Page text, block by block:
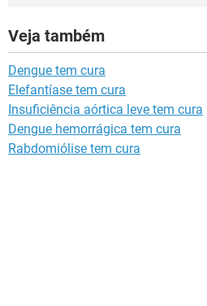
Veja também
Dengue tem cura
Elefantíase tem cura
Insuficiência aórtica leve tem cura
Dengue hemorrágica tem cura
Rabdomiólise tem cura